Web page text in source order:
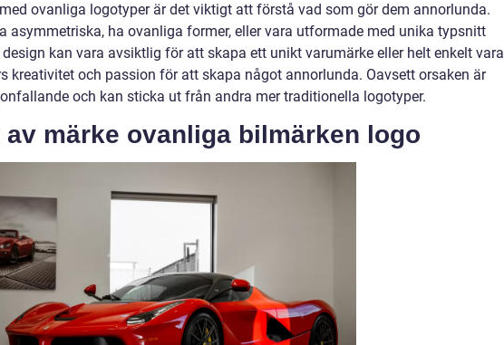
ovanliga logotyper är det viktigt att förstå vad som gör dem annorlunda.
asymmetriska, ha ovanliga former, eller vara utformade med unika typsnitt
kan vara avsiktlig för att skapa ett unikt varumärke eller helt enkelt vara
kreativitet och passion för att skapa något annorlunda. Oavsett orsaken är
och kan sticka ut från andra mer traditionella logotyper.
märke ovanliga bilmärken logo